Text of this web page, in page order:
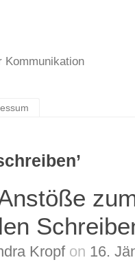
Kommunikation
Kropf on 16.